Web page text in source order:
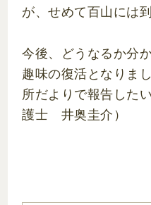
が、せめて百山には
今後、どうなるか分
趣味の復活となりま
所だよりで報告した
護士 井奥圭介）